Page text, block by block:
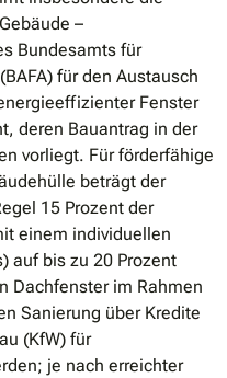
–
Bundesamts für
für den Austausch
Fenster
deren Bauantrag in der
vorliegt. Für förderfähige
beträgt der
15 Prozent der
einem individuellen
auf bis zu 20 Prozent
Dachfenster im Rahmen
Sanierung über Kredite
(KfW) für
je nach erreichter